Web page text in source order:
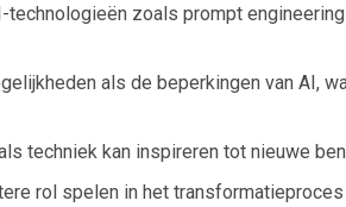
zoals prompt
als de beperkingen van AI,
techniek kan inspireren tot nieuwe
rol spelen in het